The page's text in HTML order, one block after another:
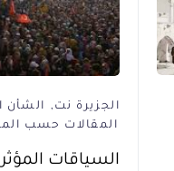
الجزيرة نت
الشأن
المقالات حسب
السياقات